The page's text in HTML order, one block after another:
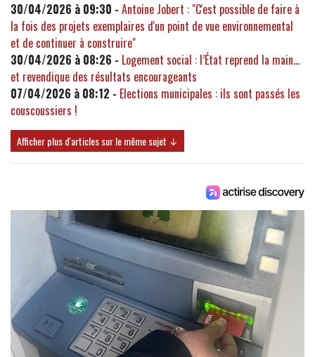
30/04/2026 à 09:30 - Antoine Jobert : "C'est possible de faire à
la fois des projets exemplaires d'un point de vue environnemental
et de continuer à construire"
30/04/2026 à 08:26 - Logement social : l’État reprend la main…
et revendique des résultats encourageants
07/04/2026 à 08:12 - Elections municipales : ils sont passés les
couscoussiers !
Afficher plus d'articles sur le même sujet ↓